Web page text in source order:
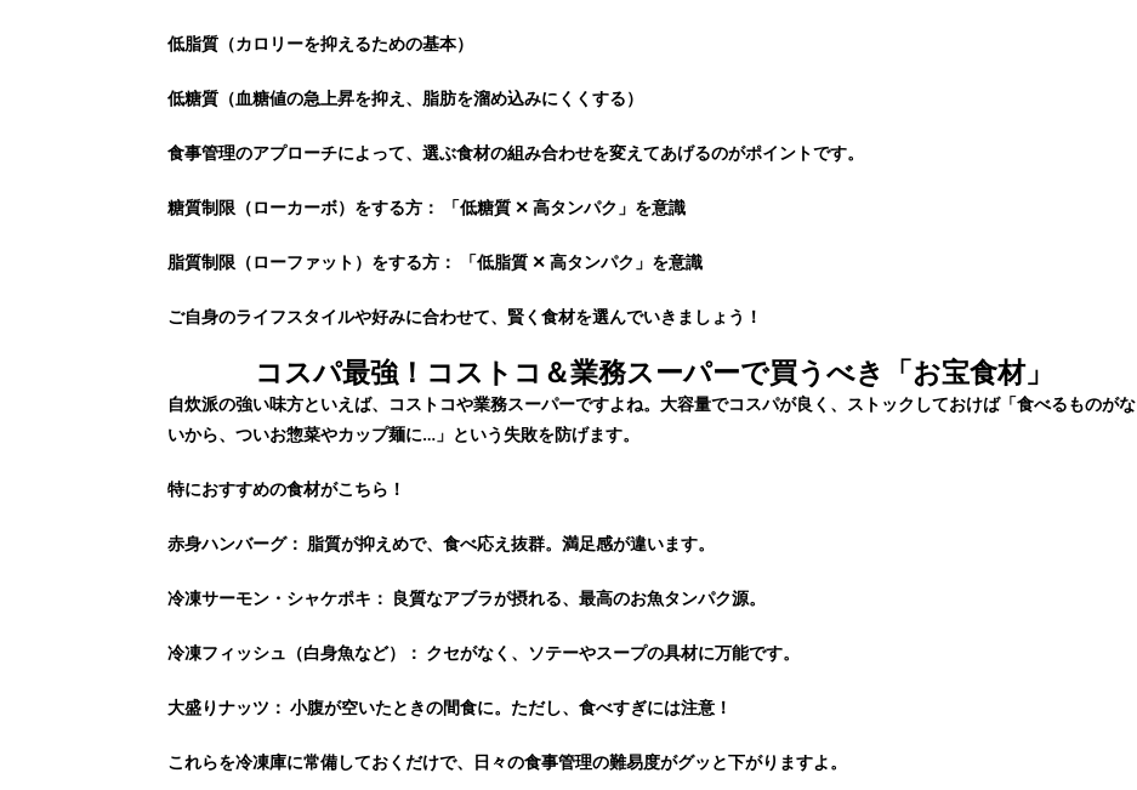
低脂質 （カロリーを抑えるための基本）
低糖質 （血糖値の急上昇を抑え、脂肪を溜め込みにくくする）
食事管理のアプローチによって、選ぶ食材の組み合わせを変えてあげるのがポイントです。
糖質制限（ローカーボ）をする方： 「低糖質 ✕ 高タンパク」を意識
脂質制限（ローファット）をする方： 「低脂質 ✕ 高タンパク」を意識
ご自身のライフスタイルや好みに合わせて、賢く食材を選んでいきましょう！
コスパ最強！コストコ＆業務スーパーで買うべき「お宝食材」
自炊派の強い味方といえば、 コストコや業務スーパーですよね。大容量でコスパが良く、ストックしておけば「食べるものがな
いから、ついお惣菜やカップ麺に…」という失敗を防げます。
特におすすめの食材がこちら！
赤身ハンバーグ： 脂質が抑えめで、食べ応え抜群。満足感が違います。
冷凍サーモン・シャケポキ： 良質なアブラが摂れる、最高のお魚タンパク源。
冷凍フィッシュ（白身魚など）： クセがなく、ソテーやスープの具材に万能です。
大盛りナッツ： 小腹が空いたときの間食に。ただし、食べすぎには注意！
これらを冷凍庫に常備しておくだけで、日々の食事管理の難易度がグッと下がりますよ。